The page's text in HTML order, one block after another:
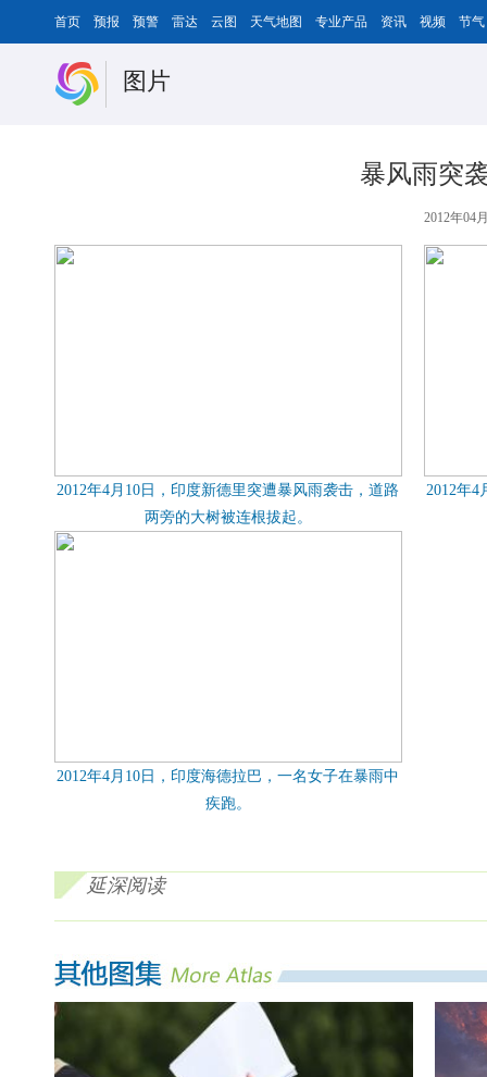
首页 预报 预警 雷达 云图 天气地图 专业产品 资讯 视频 节气
图片
暴风雨突
2012年04
2012年4月10日，印度新德里突遭暴风雨袭击，道路
两旁的大树被连根拔起。
2012年4
2012年4月10日，印度海德拉巴，一名女子在暴雨中
疾跑。
延深阅读